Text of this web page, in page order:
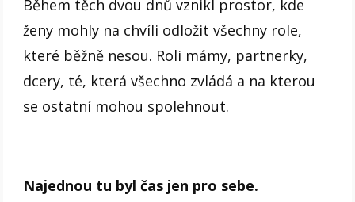
Během těch dvou dnů vznikl prostor, kde
ženy mohly na chvíli odložit všechny role,
které běžně nesou. Roli mámy, partnerky,
dcery, té, která všechno zvládá a na kterou
se ostatní mohou spolehnout.
Najednou tu byl čas jen pro sebe.